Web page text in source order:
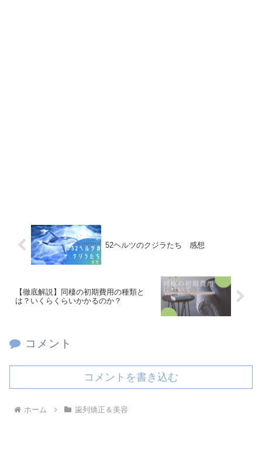
52ヘルツのクジラたち 感想
【徹底解説】同棲の初期費用の種類と
は？いくらくらいかかるのか？
コメント
コメントを書き込む
ホーム 歯列矯正＆美容